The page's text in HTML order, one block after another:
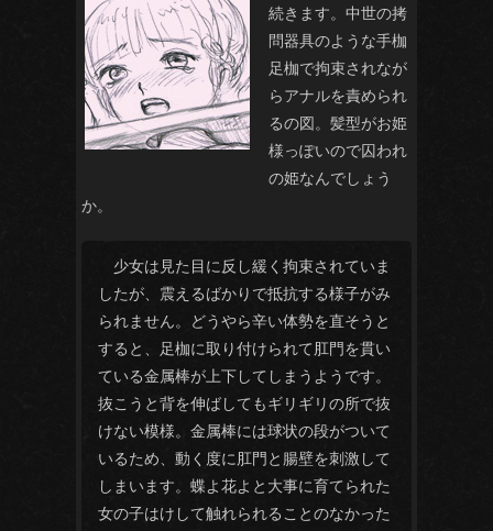
続きます。中世の拷
問器具のような手枷
足枷で拘束されなが
らアナルを責められ
るの図。髪型がお姫
様っぽいので囚われ
の姫なんでしょう
か。
少女は見た目に反し緩く拘束されていま
したが、震えるばかりで抵抗する様子がみ
られません。どうやら辛い体勢を直そうと
すると、足枷に取り付けられて肛門を貫い
ている金属棒が上下してしまうようです。
抜こうと背を伸ばしてもギリギリの所で抜
けない模様。金属棒には球状の段がついて
いるため、動く度に肛門と腸壁を刺激して
しまいます。蝶よ花よと大事に育てられた
女の子はけして触れられることのなかった